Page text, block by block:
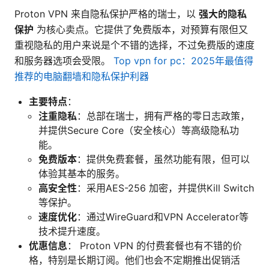
Proton VPN 来自隐私保护严格的瑞士，以 强大的隐私
保护 为核心卖点。它提供了免费版本，对预算有限但又
重视隐私的用户来说是个不错的选择，不过免费版的速度
和服务器选项会受限。 Top vpn for pc：2025年最值得
推荐的电脑翻墙和隐私保护利器
主要特点 ：
注重隐私：总部在瑞士，拥有严格的零日志政策，
并提供Secure Core（安全核心）等高级隐私功
能。
免费版本：提供免费套餐，虽然功能有限，但可以
体验其基本的服务。
高安全性：采用AES-256 加密，并提供Kill Switch
等保护。
速度优化：通过WireGuard和VPN Accelerator等
技术提升速度。
优惠信息： Proton VPN 的付费套餐也有不错的价
格，特别是长期订阅。他们也会不定期推出促销活